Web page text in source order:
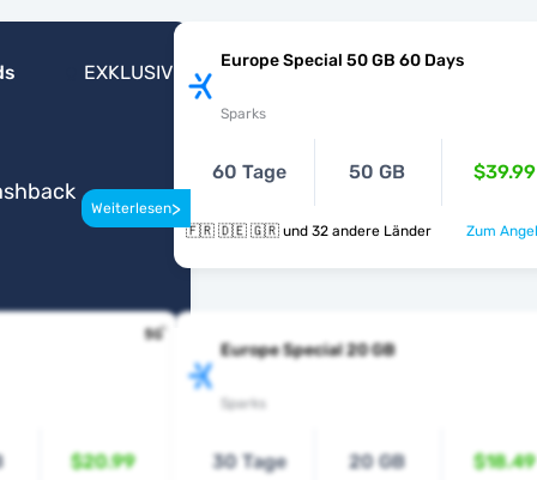
EXKLUSIV
Weiterlesen>
Europe Special 50 GB 60 Days
Sparks
60 Tage 50 GB $39.99
🇫🇷 🇩🇪 🇬🇷 und 32 andere Länder Zum
$20.99
Europe Special 20 GB
Sparks
30 Tage 20 GB $18.49